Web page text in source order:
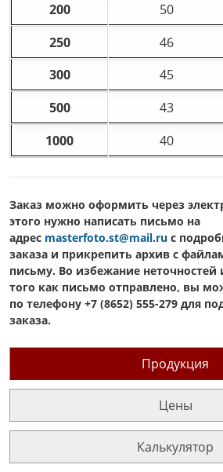
200
50
250
46
300
45
500
43
1000
40
Заказ можно оформить через
этого нужно написать письмо на
адрес masterfoto.st@mail.ru c
заказа и прикрепить архив с
письму. Во избежание
того как письмо отправлено, вы
по телефону +7 (8652) 555-279 для
заказа.
Продукция
Цены
Калькулятор